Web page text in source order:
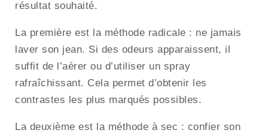
résultat souhaité.
La première est la méthode radicale : ne jamais
laver son jean. Si des odeurs apparaissent, il
suffit de l’aérer ou d’utiliser un spray
rafraîchissant. Cela permet d’obtenir les
contrastes les plus marqués possibles.
La deuxième est la méthode à sec : confier son